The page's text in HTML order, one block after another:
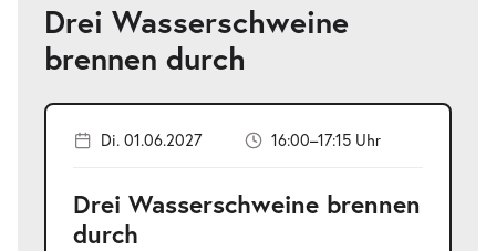
Drei Wasserschweine
brennen durch
Di. 01.06.2027 16:00–17:15 Uhr
Drei Wasserschweine brennen
durch